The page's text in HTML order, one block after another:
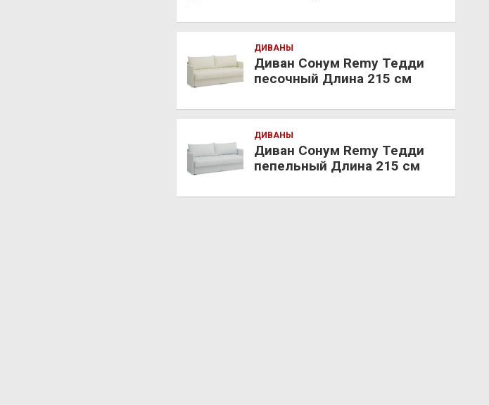
ДИВАНЫ
Диван Сонум Remy Тедди
песочный Длина 215 см
ДИВАНЫ
Диван Сонум Remy Тедди
пепельный Длина 215 см